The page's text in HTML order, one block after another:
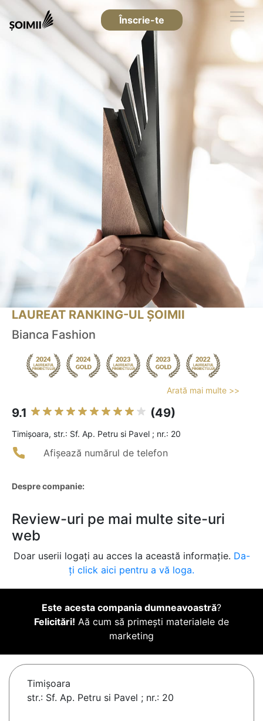
Înscrie-te
LAUREAT RANKING-UL ȘOIMII
Bianca Fashion
Arată mai multe >>
9.1 (49)
Timişoara, str.: Sf. Ap. Petru si Pavel ; nr.: 20
Afișează numărul de telefon
Despre companie:
Review-uri pe mai multe site-uri
web
Doar userii logați au acces la această informație. Da-
ți click aici pentru a vă loga.
Este acesta compania dumneavoastră?
Felicitări! Aă cum să primești materialele de
marketing
Timişoara
str.: Sf. Ap. Petru si Pavel ; nr.: 20